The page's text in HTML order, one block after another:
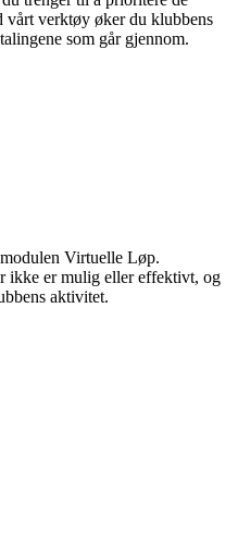
verktøy øker du klubbens
som går gjennom.
Virtuelle Løp.
ikke er mulig eller effektivt, og
aktivitet.